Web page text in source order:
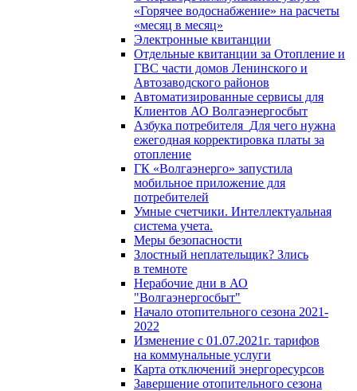
«Горячее водоснабжение» на расчеты
«месяц в месяц»
Электронные квитанции
Отдельные квитанции за Отопление и
ГВС части домов Ленинского и
Автозаводского районов
Автоматизированные сервисы для
Клиентов АО Волгаэнергосбыт
Азбука потребителя_Для чего нужна
ежегодная корректировка платы за
отопление
ГК «Волгаэнерго» запустила
мобильное приложение для
потребителей
Умные счетчики. Интеллектуальная
система учета.
Меры безопасности
Злостный неплательщик? Злись
в темноте
Нерабочие дни в АО
"Волгаэнергосбыт"
Начало отопительного сезона 2021-
2022
Изменение с 01.07.2021г. тарифов
на коммунальные услуги
Карта отключений энергоресурсов
Завершение отопительного сезона